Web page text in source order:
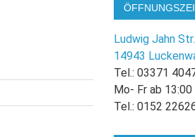
Ludwig Jahn
14943
Tel.: 03371
Mo- Fr ab 13:00
Tel.: 0152